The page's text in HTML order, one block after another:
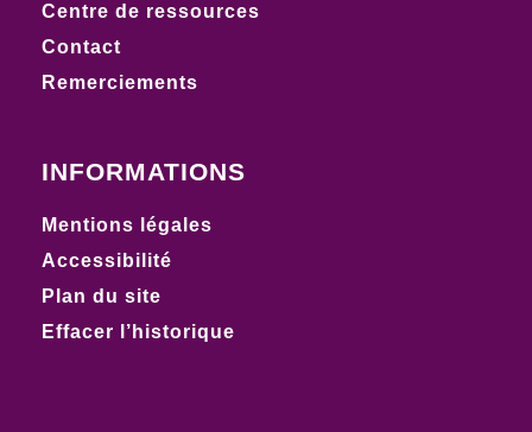
Centre de ressources
Contact
Remerciements
INFORMATIONS
Mentions légales
Accessibilité
Plan du site
Effacer l’historique